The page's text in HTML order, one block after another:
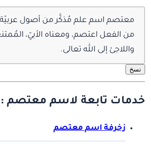
معتصم اسم علم مُذكَّر من أصول
من الفعل اعتصم، ومعناه الأبيّ،
واللاجئ إلى الله تعالى.
نسخ
خدمات تابعة لاسم معتصم :
زخرفة اسم معتصم